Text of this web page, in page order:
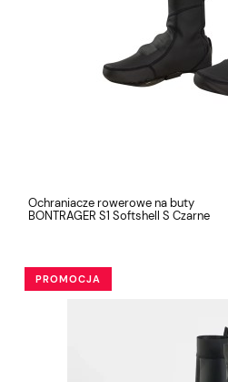
Ochraniacze rowerowe na buty
BONTRAGER S1 Softshell S Czarne
PROMOCJA